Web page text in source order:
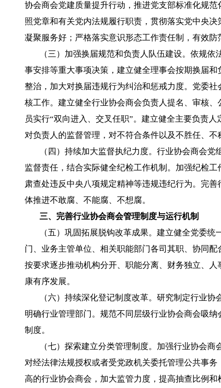
协会商会党建质量提升行动，推进党支部标准化规
照党章和有关党内法规履行职责，贯彻落实党中央
凝聚服务好；严格落实意识形态工作责任制，有效
（三）加强换届规范和负责人队伍建设。依规
事安排等重大事项决策，建立健全理事会按期换届
整治，加大对换届违规行为纠治和惩戒力度。党委
核工作。建立健全行业协会商会负责人提名、审核
员实行“双向进入、交叉任职”。建立健全主要负责
对负责人的监督管理，对不符合条件以及不胜任、
（四）持续加大监督执纪力度。行业协会商会
监督责任，结合实际健全纪检工作机制。加强纪检
肃查处违反中央八项规定精神等违规违纪行为。完
体推进不敢腐、不能腐、不想腐。
三、完善行业协会商会管理制度与运行机制
（五）巩固拓展脱钩改革成果。建立健全党委
门、业务主管单位、相关职能部门各司其职、协同
按要求逐步推动机构分开、职能分离、财务独立、
康有序发展。
（六）持续深化登记制度改革。研究制定行业
明确行业管理部门。规范不同层级行业协会商会吸
制度。
（七）探索建立分类管理制度。加强行业协会
对经法律法规授权或者受党政机关委托管理公共事
高的行业协会商会，加大监管力度，提高抽查比例